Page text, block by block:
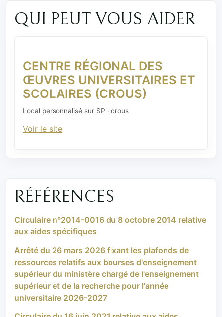
QUI PEUT VOUS AIDER
CENTRE RÉGIONAL DES
ŒUVRES UNIVERSITAIRES ET
SCOLAIRES (CROUS)
Local personnalisé sur SP · crous
Voir le site
RÉFÉRENCES
Circulaire n°2014-0016 du 8 octobre 2014 relative
aux aides spécifiques
Arrêté du 26 mars 2026 fixant les plafonds de
ressources relatifs aux bourses d'enseignement
supérieur du ministère chargé de l'enseignement
supérieur et de la recherche pour l'année
universitaire 2026-2027